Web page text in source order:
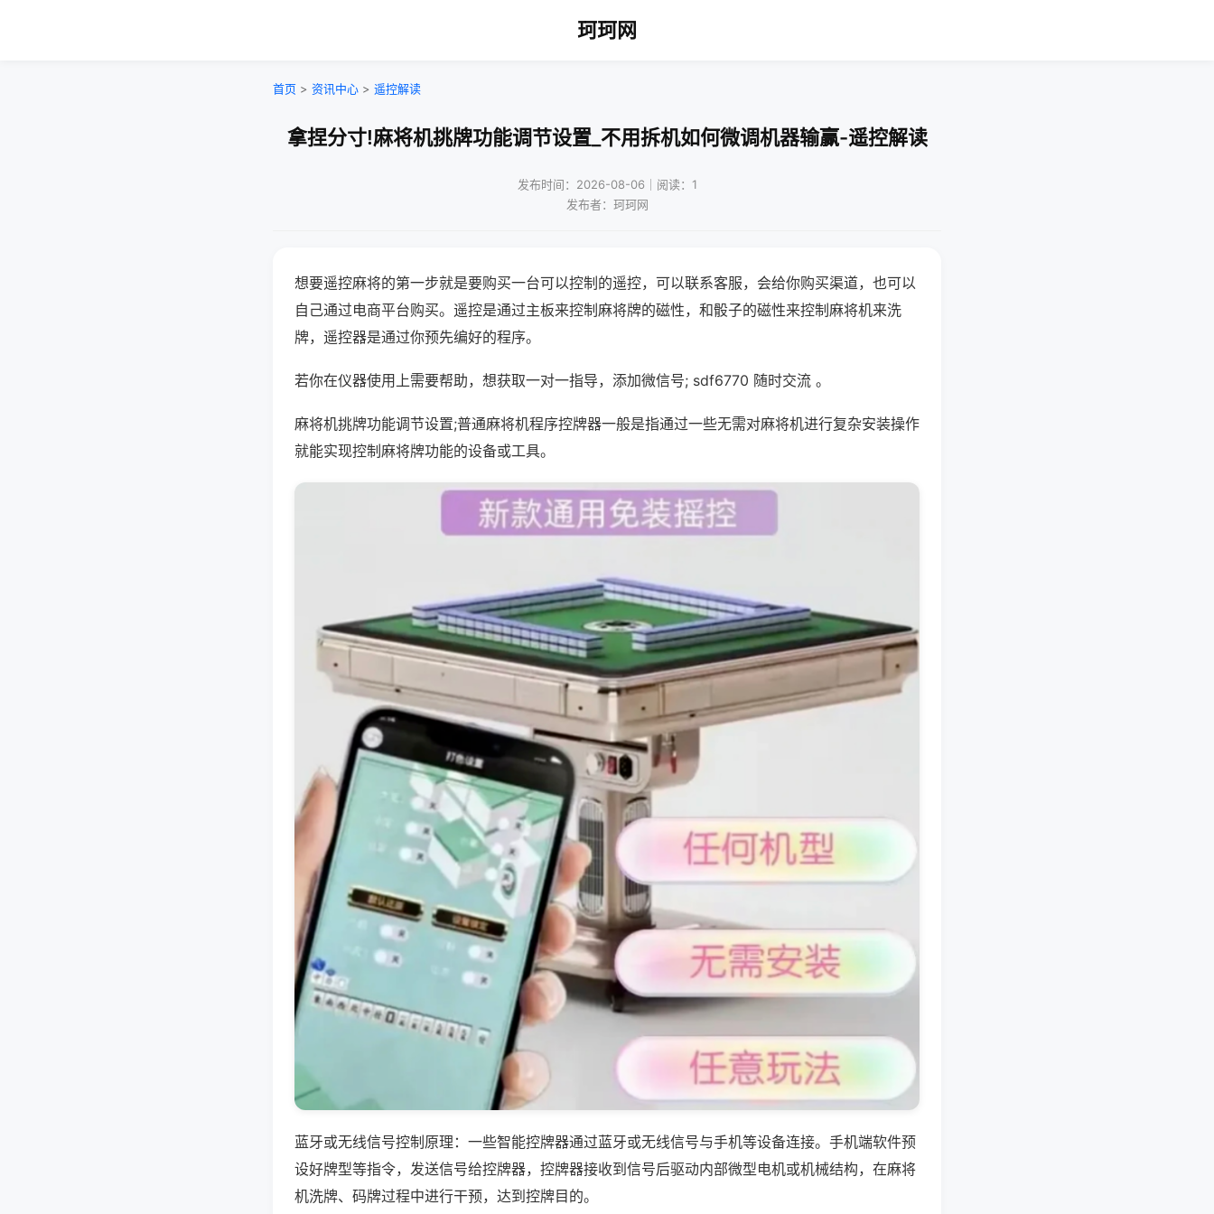
珂珂网
首页 > 资讯中心 > 遥控解读
拿捏分寸!麻将机挑牌功能调节设置_不用拆机如何微调机器输赢-遥控解读
发布时间：2026-08-06｜阅读：1
发布者：珂珂网
想要遥控麻将的第一步就是要购买一台可以控制的遥控，可以联系客服，会给你购买渠道，也可以
自己通过电商平台购买。遥控是通过主板来控制麻将牌的磁性，和骰子的磁性来控制麻将机来洗
牌，遥控器是通过你预先编好的程序。
若你在仪器使用上需要帮助，想获取一对一指导，添加微信号; sdf6770 随时交流 。
麻将机挑牌功能调节设置;普通麻将机程序控牌器一般是指通过一些无需对麻将机进行复杂安装操作
就能实现控制麻将牌功能的设备或工具。
蓝牙或无线信号控制原理：一些智能控牌器通过蓝牙或无线信号与手机等设备连接。手机端软件预
设好牌型等指令，发送信号给控牌器，控牌器接收到信号后驱动内部微型电机或机械结构，在麻将
机洗牌、码牌过程中进行干预，达到控牌目的。